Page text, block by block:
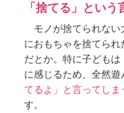
「捨てる」という
モノが捨てられな
におもちゃを捨てら
だとか。特に子ども
に感じるため、全然遊
てるよ」と言ってしま
す。